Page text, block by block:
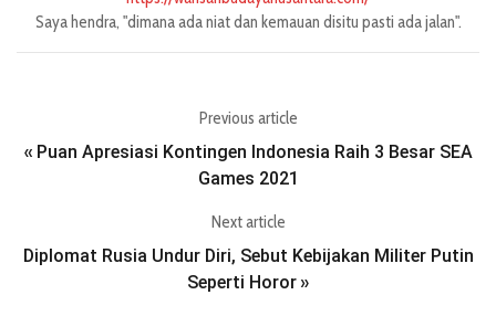
Saya hendra, "dimana ada niat dan kemauan disitu pasti ada jalan".
Previous article
« Puan Apresiasi Kontingen Indonesia Raih 3 Besar SEA
Games 2021
Next article
Diplomat Rusia Undur Diri, Sebut Kebijakan Militer Putin
Seperti Horor »